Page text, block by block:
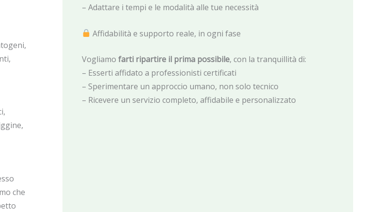
che
– Adattare i tempi e le modalità alle tue necessità
Affidabilità e supporto reale, in ogni fase
Vogliamo farti ripartire il prima possibile, con la tranquillità di:
– Esserti affidato a professionisti certificati
– Sperimentare un approccio umano, non solo tecnico
– Ricevere un servizio completo, affidabile e personalizzato